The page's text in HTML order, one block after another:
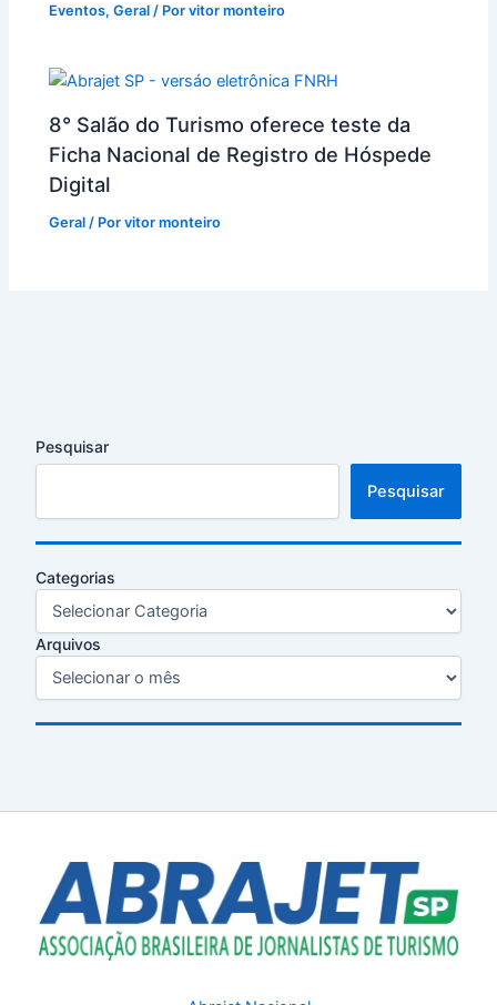
Eventos,Geral / Porvitor monteiro
8° Salão do Turismo oferece teste da
Ficha Nacional de Registro de Hóspede
Digital
Geral / Porvitor monteiro
Pesquisar
Pesquisar
Categorias
Arquivos